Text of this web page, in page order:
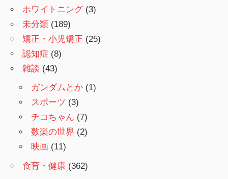
ホワイトニング(3)
未分類 (189)
矯正・小児矯正 (25)
認知症 (8)
雑談 (43)
ガンダムとか (1)
スポーツ (3)
チコちゃん (7)
数楽の世界 (2)
映画 (11)
食育・健康 (362)